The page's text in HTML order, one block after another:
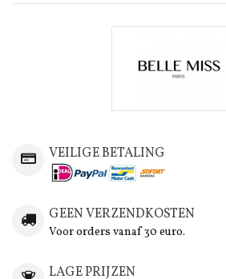
VEILIGE BETALING
GEEN VERZENDKOSTEN
Voor orders vanaf 30 euro.
LAGE PRIJZEN